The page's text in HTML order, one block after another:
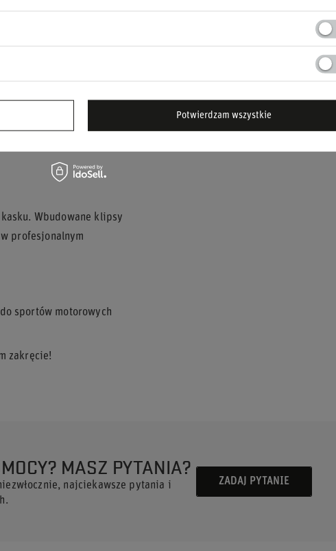
w przypadku zderzenia,
Wbudowane klipsy
profesjonalnym
sportów motorowych
zakręcie!
MASZ PYTANIA?
najciekawsze pytania i
ZADAJ PYTANIE
Potwierdzam wszystkie